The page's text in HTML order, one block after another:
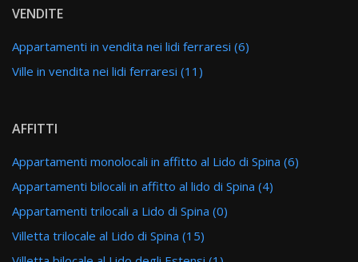
VENDITE
Appartamenti in vendita nei lidi ferraresi (6)
Ville in vendita nei lidi ferraresi (11)
AFFITTI
Appartamenti monolocali in affitto al Lido di Spina (6)
Appartamenti bilocali in affitto al lido di Spina (4)
Appartamenti trilocali a Lido di Spina (0)
Villetta trilocale al Lido di Spina (15)